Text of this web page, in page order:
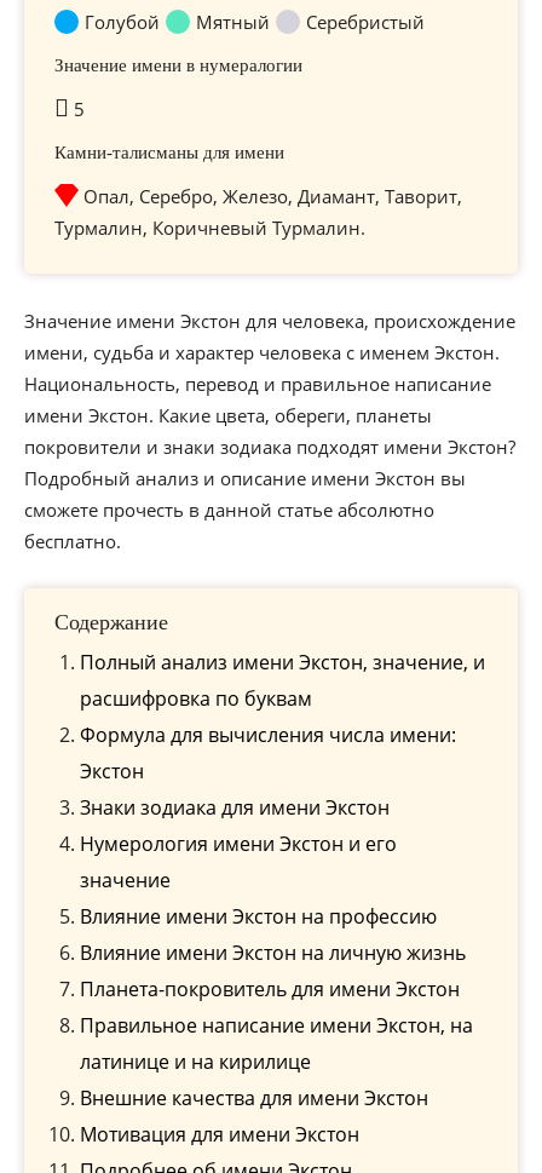
Голубой Мятный Серебристый
Значение имени в нумералогии
5
Камни-талисманы для имени
Опал, Серебро, Железо, Диамант, Таворит,
Турмалин, Коричневый Турмалин.
Значение имени Экстон для человека, происхождение
имени, судьба и характер человека с именем Экстон.
Национальность, перевод и правильное написание
имени Экстон. Какие цвета, обереги, планеты
покровители и знаки зодиака подходят имени Экстон?
Подробный анализ и описание имени Экстон вы
сможете прочесть в данной статье абсолютно
бесплатно.
Содержание
Полный анализ имени Экстон, значение, и
расшифровка по буквам
Формула для вычисления числа имени:
Экстон
Знаки зодиака для имени Экстон
Нумерология имени Экстон и его
значение
Влияние имени Экстон на профессию
Влияние имени Экстон на личную жизнь
Планета-покровитель для имени Экстон
Правильное написание имени Экстон, на
латинице и на кирилице
Внешние качества для имени Экстон
Мотивация для имени Экстон